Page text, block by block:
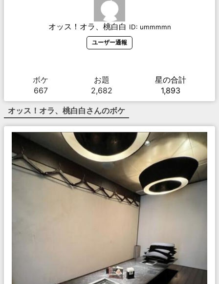
オッス！オラ、桃白白 ID: ummmmn
ユーザー通報
ボケ
667
お題
2,682
星の合計
1,893
オッス！オラ、桃白白 さんのボケ